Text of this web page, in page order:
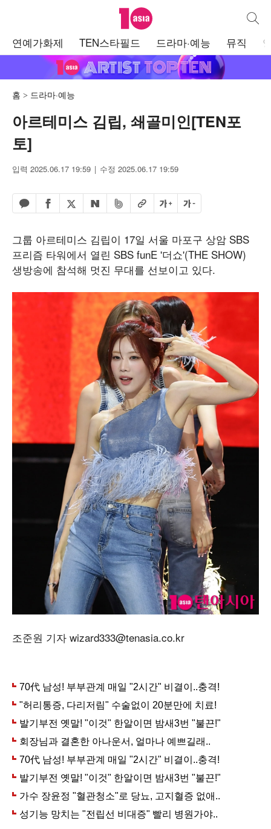
텐아시아 통합
연예가화제 TEN스타필드 드라마·예능 뮤직
홈 드라마·예능
아르테미스 김립, 쇄골미인[TEN포
토]
입력 2025.06.17 19:59 수정 2025.06.17 19:59
카카오톡 공유하기
페이스북 공유하기
엑스 공유하기
네이버 공유하기
밴드 공유하기
URL복사글자 크게글자 작게
그룹 아르테미스 김립이 17일 서울 마포구 상암 SBS
프리즘 타워에서 열린 SBS funE '더쇼'(THE SHOW)
생방송에 참석해 멋진 무대를 선보이고 있다.
조준원 기자 wizard333@tenasia.co.kr